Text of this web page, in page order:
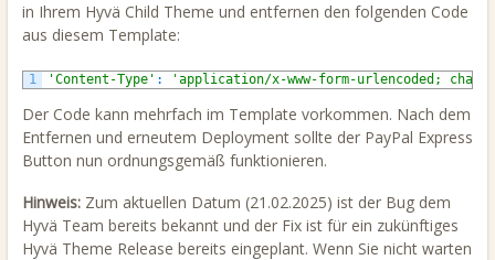
in Ihrem Hyvä Child Theme und entfernen den folgenden Code
aus diesem Template:
1 'Content-Type' : 'application/x-www-form-urlencoded;
Der Code kann mehrfach im Template vorkommen. Nach dem
Entfernen und erneutem Deployment sollte der PayPal Express
Button nun ordnungsgemäß funktionieren.
Hinweis:Zum aktuellen Datum (21.02.2025) ist der Bug dem
Hyvä Team bereits bekannt und der Fix ist für ein zukünftiges
Hyvä Theme Release bereits eingeplant. Wenn Sie nicht warten